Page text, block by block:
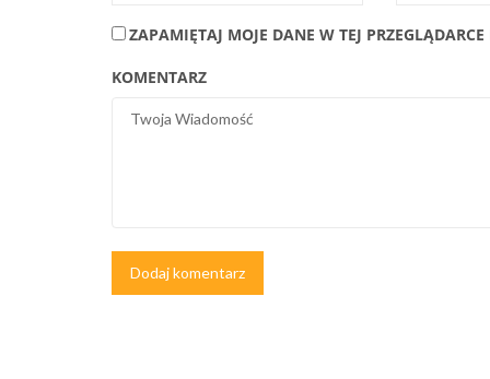
ZAPAMIĘTAJ MOJE DANE W TEJ
KOMENTARZ